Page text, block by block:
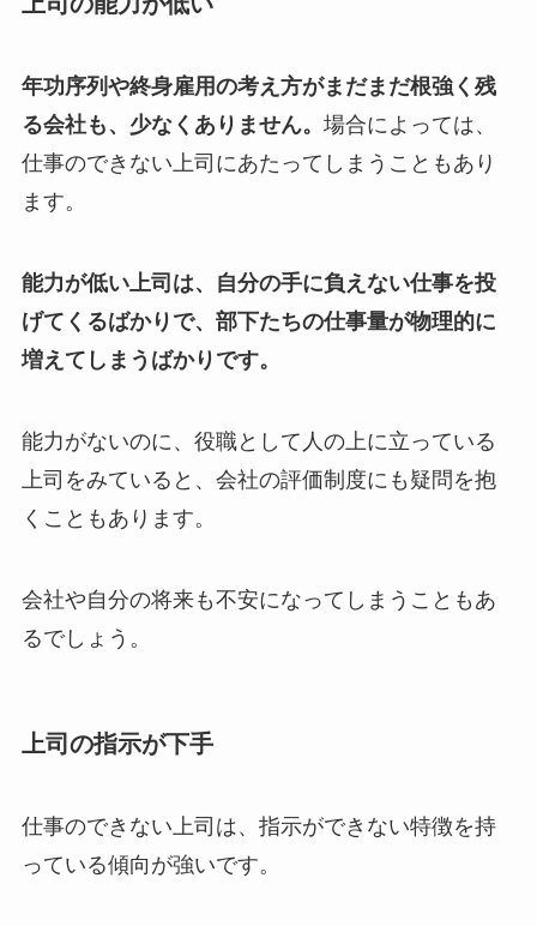
年功序列や終身雇用の考え方がまだまだ根強く残
る会社も、少なくありません。 場合によっては、
仕事のできない上司にあたってしまうこともあり
ます。
能力が低い上司は、自分の手に負えない仕事を投
げてくるばかりで、部下たちの仕事量が物理的に
増えてしまうばかりです。
能力がないのに、役職として人の上に立っている
上司をみていると、会社の評価制度にも疑問を抱
くこともあります。
会社や自分の将来も不安になってしまうこともあ
るでしょう。
上司の指示が下手
仕事のできない上司は、指示ができない特徴を持
っている傾向が強いです。